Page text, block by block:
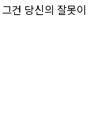
건 당신의 잘못이